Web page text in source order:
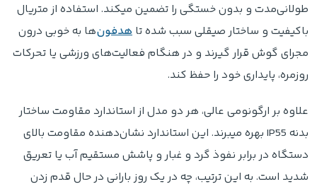
طولانی‌مدت و بدون خستگی را تضمین میکند. استفاده از متریال
باکیفیت و ساختار صیقلی سبب شده تا هدفون‌ها به خوبی درون
مجرای گوش قرار گیرند و در هنگام فعالیت‌های ورزشی یا تحرکات
روزمره، پایداری خود را حفظ کند.
علاوه بر ارگونومی عالی، هر دو مدل از استاندارد مقاومت ساختار
بدنه IP55 بهره میبرند. این استاندارد نشان‌دهنده مقاومت بالای
دستگاه در برابر نفوذ گرد و غبار و پاشش مستقیم آب یا تعریق
شدید است. به این ترتیب، چه در یک روز بارانی در حال قدم زدن